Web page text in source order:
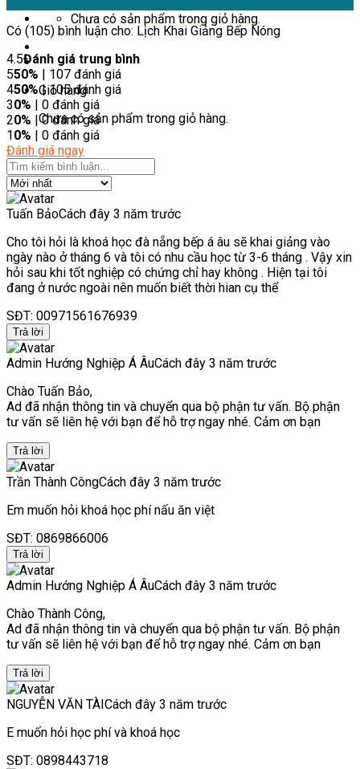
Chưa có sản phẩm trong giỏ hàng.
Giỏ hàng
Chưa có sản phẩm trong giỏ hàng.
Có (105) bình luận cho: Lịch Khai Giảng Bếp Nóng
4.5Đánh giá trung bình
550% | 107 đánh giá
450%| 105 đánh giá
30% | 0 đánh giá
20% | 0 đánh giá
10% | 0 đánh giá
Đánh giá ngay
Tuấn BảoCách đây 3 năm trước
Cho tôi hỏi là khoá học đà nẵng bếp á âu sẽ khai giảng vào
ngày nào ở tháng 6 và tôi có nhu cầu học từ 3-6 tháng . Vậy xin
hỏi sau khi tốt nghiệp có chứng chỉ hay không . Hiện tại tôi
đang ở nước ngoài nên muốn biết thời hian cụ thể
SĐT: 00971561676939
Trả lời
Admin Hướng Nghiệp Á ÂuCách đây 3 năm trước
Chào Tuấn Bảo,
Ad đã nhận thông tin và chuyển qua bộ phận tư vấn. Bộ phận
tư vấn sẽ liên hệ với bạn để hỗ trợ ngay nhé. Cảm ơn bạn
Trả lời
Trần Thành CôngCách đây 3 năm trước
Em muốn hỏi khoá học phí nấu ăn việt
SĐT: 0869866006
Trả lời
Admin Hướng Nghiệp Á ÂuCách đây 3 năm trước
Chào Thành Công,
Ad đã nhận thông tin và chuyển qua bộ phận tư vấn. Bộ phận
tư vấn sẽ liên hệ với bạn để hỗ trợ ngay nhé. Cảm ơn bạn
Trả lời
NGUYỄN VĂN TÀICách đây 3 năm trước
E muốn hỏi học phí và khoá học
SĐT: 0898443718